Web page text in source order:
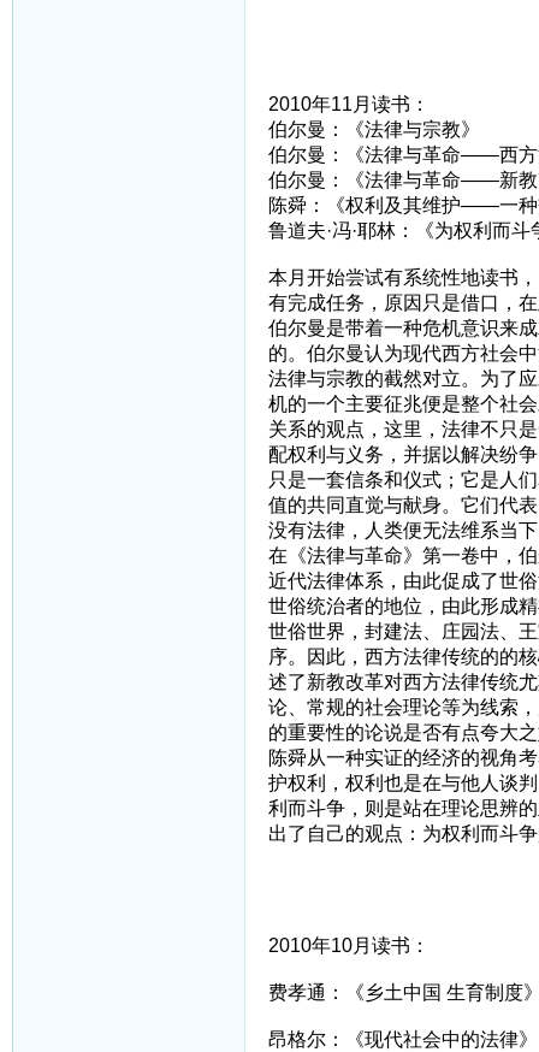
2010年11月读书：
伯尔曼：《法律与宗教》
伯尔曼：《法律与革命——西方
伯尔曼：《法律与革命——新教
陈舜：《权利及其维护——一种
鲁道夫·冯·耶林：《为权利而斗
本月开始尝试有系统性地读书
有完成任务，原因只是借口，
伯尔曼是带着一种危机意识来
的。伯尔曼认为现代西方社会
法律与宗教的截然对立。为了
机的一个主要征兆便是整个社
关系的观点，这里，法律不只
配权利与义务，并据以解决纷
只是一套信条和仪式；它是人
值的共同直觉与献身。它们代
没有法律，人类便无法维系当
在《法律与革命》第一卷中，
近代法律体系，由此促成了世
世俗统治者的地位，由此形成
世俗世界，封建法、庄园法、
序。因此，西方法律传统的的
述了新教改革对西方法律传统
论、常规的社会理论等为线索
的重要性的论说是否有点夸大
陈舜从一种实证的经济的视角
护权利，权利也是在与他人谈
利而斗争，则是站在理论思辨
出了自己的观点：为权利而斗
2010年10月读书：
费孝通：《乡土中国 生育制度
昂格尔：《现代社会中的法律》